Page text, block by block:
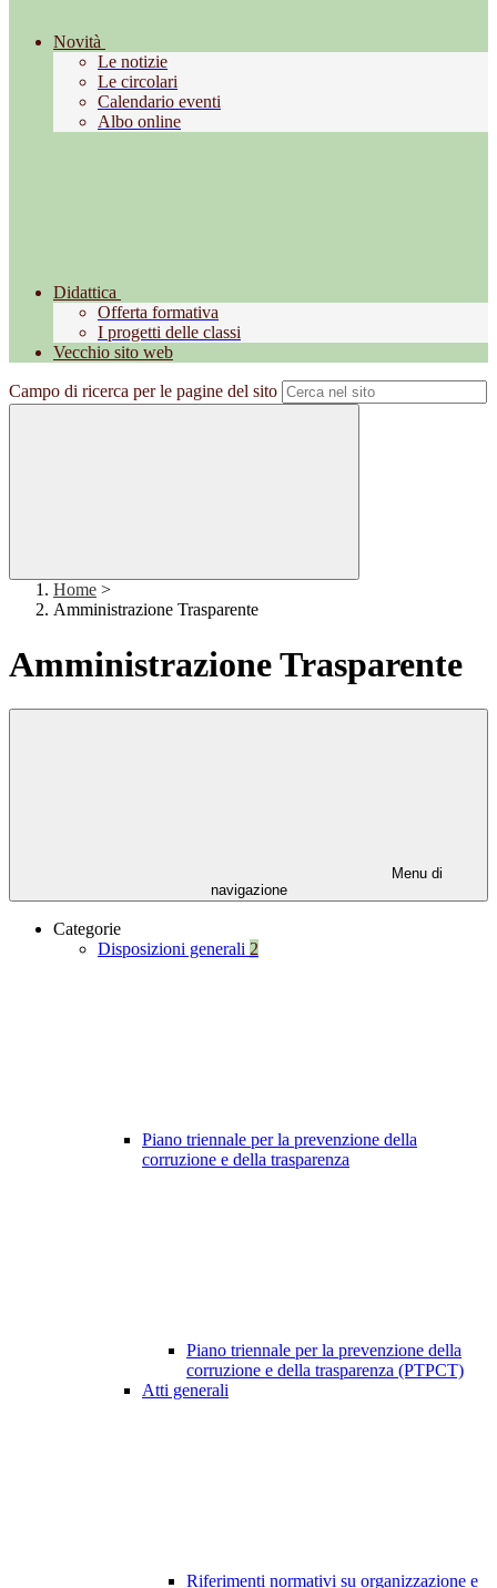
Novità
Le notizie
Le circolari
Calendario eventi
Albo online
Didattica
Offerta formativa
I progetti delle classi
Vecchio sito web
Campo di ricerca per le pagine del sito
Home >
Amministrazione Trasparente
Amministrazione Trasparente
Menu di
navigazione
Categorie
Disposizioni generali 2
Piano triennale per la prevenzione della
corruzione e della trasparenza
Piano triennale per la prevenzione della
corruzione e della trasparenza (PTPCT)
Atti generali
Riferimenti normativi su organizzazione e